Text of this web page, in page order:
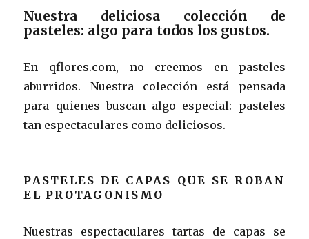
Nuestra deliciosa colección de
pasteles: algo para todos los gustos.
En qflores.com, no creemos en pasteles
aburridos. Nuestra colección está pensada
para quienes buscan algo especial: pasteles
tan espectaculares como deliciosos.
PASTELES DE CAPAS QUE SE ROBAN
EL PROTAGONISMO
Nuestras espectaculares tartas de capas se